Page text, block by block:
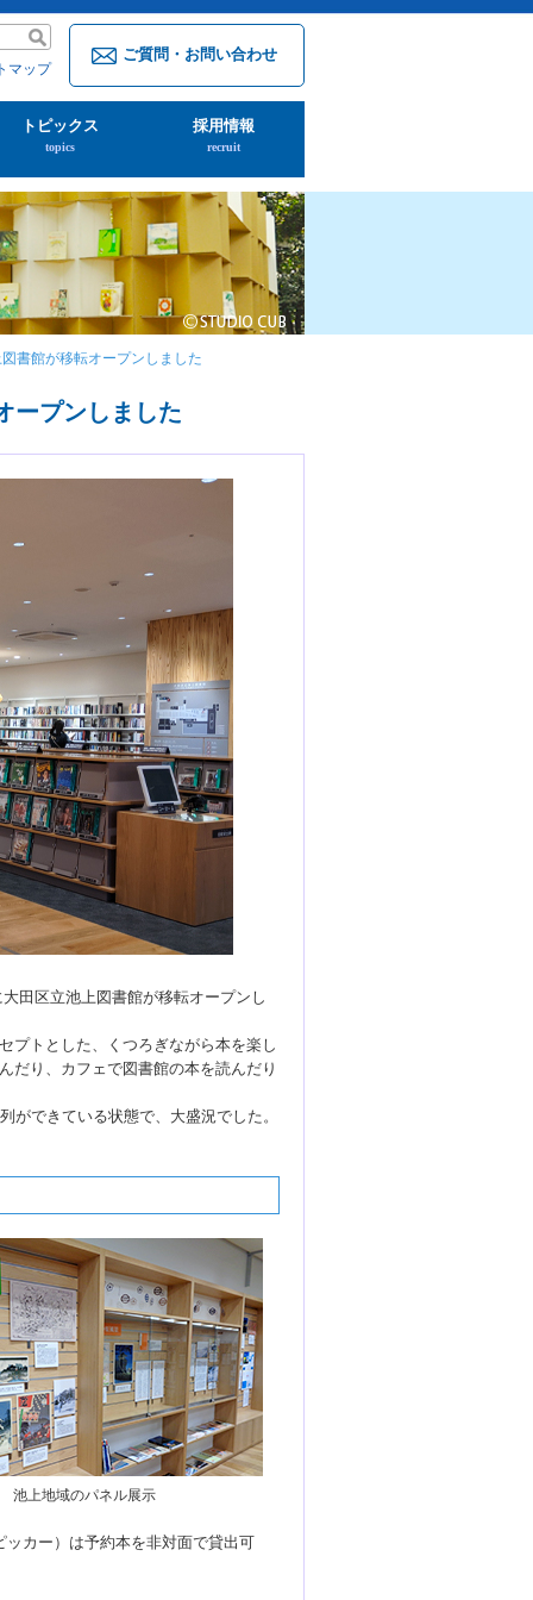
ご質問・お問い合わせ
マップ
トピックス
topics
採用情報
recruit
書館が移転オープンしました
ープンしました
田区立池上図書館が移転オープンし
プトとした、くつろぎながら本を楽し
だり、カフェで図書館の本を読んだり
ができている状態で、大盛況でした。
池上地域のパネル展示
カー）は予約本を非対面で貸出可